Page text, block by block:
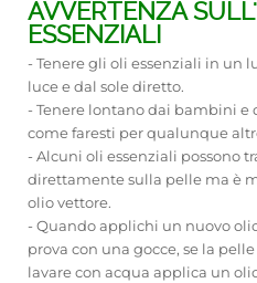
AVVERTENZA
ESSENZIALI
- Tenere gli oli essenziali in un
luce e dal sole diretto.
- Tenere lontano dai bambini
come faresti per qualunque
- Alcuni oli essenziali possono
direttamente sulla pelle ma è
olio vettore.
- Quando applichi un nuovo
prova con una gocce, se la
lavare con acqua applica un